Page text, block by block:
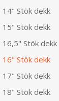
14" Stök dekk
15" Stök dekk
16,5" Stök dekk
16" Stök dekk
17" Stök dekk
18" Stök dekk